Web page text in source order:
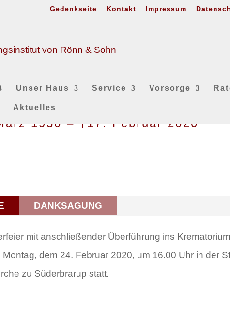
Gedenkseite Kontakt Impressum
Unser Haus Service Vorsorge
Aktuelles
1930 – †17. Februar 2020
DANKSAGUNG
mit anschließender Überführung ins Krematorium
Montag, dem 24. Februar 2020, um 16.00 Uhr in der
zu Süderbrarup statt.